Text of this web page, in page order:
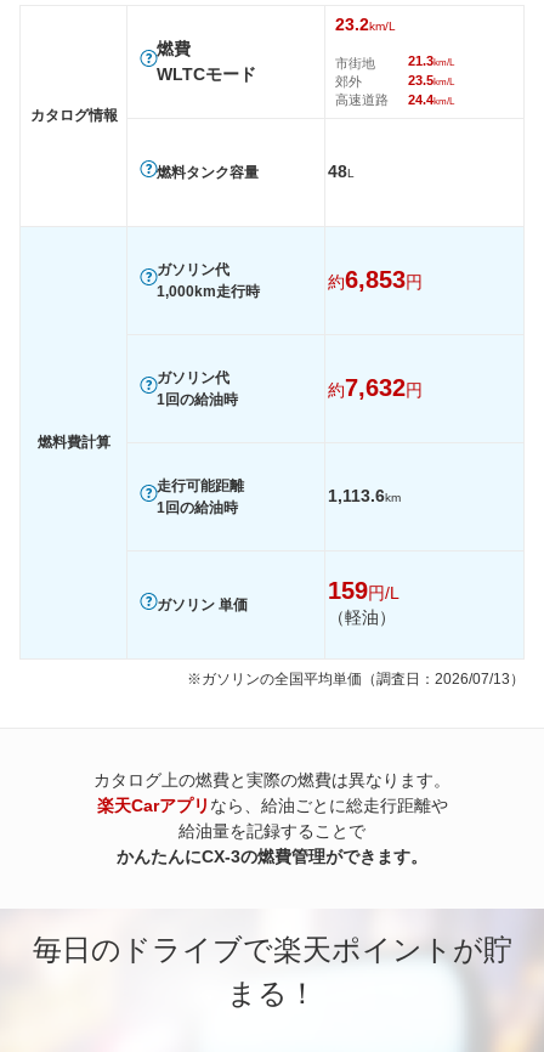
カタログ情報
燃費
WLTCモード
23.2km/L
市街地
郊外
高速道路
21.3km/L
23.5km/L
24.4km/L
燃料タンク容量 48L
燃料費計算
ガソリン代
1,000km走行時
約6,853円
ガソリン代
1回の給油時
約7,632円
走行可能距離
1回の給油時
1,113.6km
ガソリン 単価
159円/L
（軽油）
※ガソリンの全国平均単価（調査日：2026/07/13）
カタログ上の燃費と実際の燃費は異なります。
楽天Carアプリ なら、給油ごとに総走行距離や
給油量を記録することで
かんたんにCX-3の燃費管理ができます。
毎日のドライブで楽天ポイントが貯
まる！